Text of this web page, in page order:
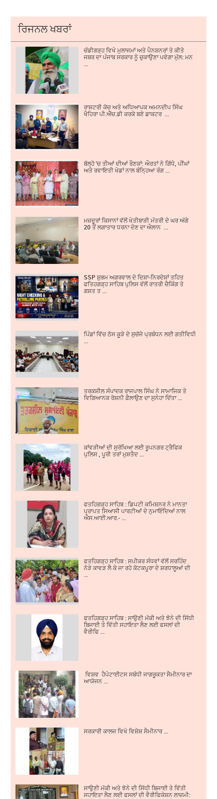
ਰਿਜਨਲ ਖਬਰਾਂ
ਚੰਡੀਗੜ੍ਹ ਵਿਖੇ ਮੁਲਾਜਮਾਂ ਅਤੇ ਪੈਨਸ਼ਨਰਾਂ ਤੇ ਕੀਤੇ
ਜਬਰ ਦਾ ਪੰਜਾਬ ਸਰਕਾਰ ਨੂੰ ਚੁਕਾਉਣਾ ਪਵੇਗਾ ਮੁੱਲ: ਮਨ
ਰਾਸ਼ਟਰੀ ਕੋਚ ਅਤੇ ਅਧਿਆਪਕ ਅਮਨਦੀਪ ਸਿੰਘ
ਖੈਹਿਰਾ ਪੀ.ਐੱਚ.ਡੀ ਕਰਕੇ ਬਣੇ ਡਾਕਟਰ ...
ਬੱਲ੍ਹੋ 'ਚ ਤੀਆਂ ਦੀਆਂ ਰੌਣਕਾਂ: ਔਰਤਾਂ ਨੇ ਗਿੱਧੇ, ਪੀਂਘਾਂ
ਅਤੇ ਰਵਾਇਤੀ ਖੇਡਾਂ ਨਾਲ ਬੰਨ੍ਹਿਆ ਰੰਗ ...
ਮਜ਼ਦੂਰਾਂ ਕਿਸਾਨਾਂ ਵੱਲੋਂ ਖੇਤੀਬਾੜੀ ਮੰਤਰੀ ਦੇ ਘਰ ਅੱਗੇ
20 ਤੋਂ ਲਗਾਤਾਰ ਧਰਨਾ ਦੇਣ ਦਾ ਐਲਾਨ ...
SSP ਸ਼ੁਭਮ ਅਗਰਵਾਲ ਦੇ ਦਿਸ਼ਾ-ਨਿਰਦੇਸ਼ਾਂ ਤਹਿਤ
ਫਤਿਹਗੜ੍ਹ ਸਾਹਿਬ ਪੁਲਿਸ ਵੱਲੋਂ ਰਾਤਰੀ ਚੈਕਿੰਗ ਤੇ
ਗਸ਼ਤ ਤ ...
ਪਿੰਡਾਂ ਵਿੱਚ ਠੋਸ ਕੂੜੇ ਦੇ ਸੁਚੱਜੇ ਪ੍ਰਬੰਧਨ ਲਈ ਗਤੀਵਿਧੀਆਂ
ਤਰਕਸ਼ੀਲ ਸੰਪਾਦਕ ਰਾਜਪਾਲ ਸਿੰਘ ਨੇ ਸਾਮਾਜਿਕ ਤੇ
ਵਿਗਿਆਨਕ ਰੋਸ਼ਨੀ ਫ਼ੈਲਾਉਣ ਦਾ ਸੁਨੇਹਾ ਦਿੱਤਾ ...
ਕਾਂਵੜੀਆਂ ਦੀ ਸੁਰੱਖਿਆ ਲਈ ਰੂਪਨਗਰ ਟ੍ਰੈਫਿਕ
ਪੁਲਿਸ , ਪੂਰੀ ਤਰਾਂ ਮੁਸ਼ਤੈਦ ...
ਫਤਹਿਗੜ੍ਹ ਸਾਹਿਬ : ਡਿਪਟੀ ਕਮਿਸ਼ਨਰ ਨੇ ਮਾਨਤਾ
ਪ੍ਰਾਪਤ ਸਿਆਸੀ ਪਾਰਟੀਆਂ ਦੇ ਨੁਮਾਇੰਦਿਆਂ ਨਾਲ
ਐਸ.ਆਈ.ਆਰ.- ...
ਫਤਹਿਗੜ੍ਹ ਸਾਹਿਬ : ਸਪੀਕਰ ਸੰਧਵਾਂ ਵੱਲੋਂ ਸਰਹਿੰਦ
ਨੇੜੇ ਕਾਵੜ ਲੈ ਕੇ ਜਾ ਰਹੇ ਕੋਟਕਪੂਰਾ ਦੇ ਸ਼ਰਧਾਲੂਆਂ ਦੀ
ਫਤਹਿਗੜ੍ਹ ਸਾਹਿਬ : ਸਾਉਣੀ ਮੱਕੀ ਅਤੇ ਝੋਨੇ ਦੀ ਸਿੱਧੀ
ਬਿਜਾਈ ਤੇ ਵਿੱਤੀ ਸਹਾਇਤਾ ਲੈਣ ਲਈ ਫਸਲਾਂ ਦੀ
ਵੈਰੀਫਿ ...
ਵਿਸ਼ਵ ਹੈਪੇਟਾਈਟਸ ਸਬੰਧੀ ਜਾਗਰੂਕਤਾ ਸੈਮੀਨਾਰ ਦਾ
ਆਯੋਜਨ ...
ਸਰਕਾਰੀ ਕਾਲਜ ਵਿਖੇ ਵਿਸ਼ੇਸ਼ ਸੈਮੀਨਾਰ ...
ਸਾਉਣੀ ਮੱਕੀ ਅਤੇ ਝੋਨੇ ਦੀ ਸਿੱਧੀ ਬਿਜਾਈ ਤੇ ਵਿੱਤੀ
ਸਹਾਇਤਾ ਲੈਣ ਲਈ ਫਸਲਾਂ ਦੀ ਵੈਰੀਫਿਕੇਸ਼ਨ ਲਾਜ਼ਮੀ: